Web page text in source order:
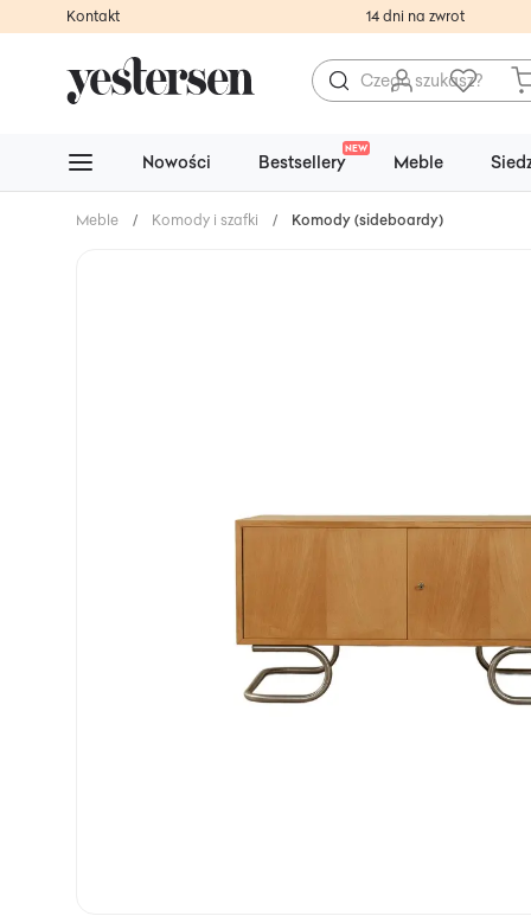
Kontakt 14 dni na zwrot
Nowości Bestsellery
NEW
Meble
Meble / Komody i szafki / Komody (sideboardy)